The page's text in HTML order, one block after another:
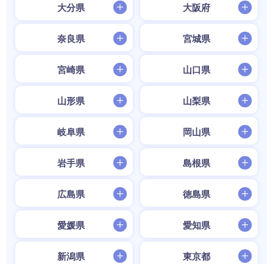
大分県 大阪府
奈良県 宮城県
宮崎県 山口県
山形県 山梨県
岐阜県 岡山県
岩手県 島根県
広島県 徳島県
愛媛県 愛知県
新潟県 東京都